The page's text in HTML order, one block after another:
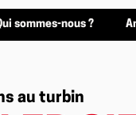
sommes-nous ?
au turbin